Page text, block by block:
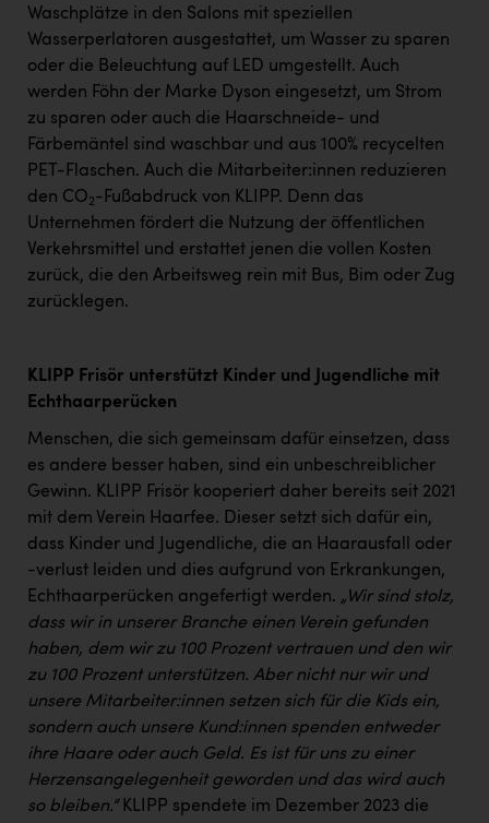
Waschplätze in den Salons mit speziellen
Wasserperlatoren ausgestattet, um Wasser zu sparen
oder die Beleuchtung auf LED umgestellt. Auch
werden Föhn der Marke Dyson eingesetzt, um Strom
zu sparen oder auch die Haarschneide- und
Färbemäntel sind waschbar und aus 100% recycelten
PET-Flaschen. Auch die Mitarbeiter:innen reduzieren
den CO2-Fußabdruck von KLIPP. Denn das
Unternehmen fördert die Nutzung der öffentlichen
Verkehrsmittel und erstattet jenen die vollen Kosten
zurück, die den Arbeitsweg rein mit Bus, Bim oder Zug
zurücklegen.
KLIPP Frisör unterstützt Kinder und Jugendliche mit
Echthaarperücken
Menschen, die sich gemeinsam dafür einsetzen, dass
es andere besser haben, sind ein unbeschreiblicher
Gewinn. KLIPP Frisör kooperiert daher bereits seit 2021
mit dem Verein Haarfee. Dieser setzt sich dafür ein,
dass Kinder und Jugendliche, die an Haarausfall oder
-verlust leiden und dies aufgrund von Erkrankungen,
Echthaarperücken angefertigt werden. „Wir sind stolz,
dass wir in unserer Branche einen Verein gefunden
haben, dem wir zu 100 Prozent vertrauen und den wir
zu 100 Prozent unterstützen. Aber nicht nur wir und
unsere Mitarbeiter:innen setzen sich für die Kids ein,
sondern auch unsere Kund:innen spenden entweder
ihre Haare oder auch Geld. Es ist für uns zu einer
Herzensangelegenheit geworden und das wird auch
so bleiben.“ KLIPP spendete im Dezember 2023 die